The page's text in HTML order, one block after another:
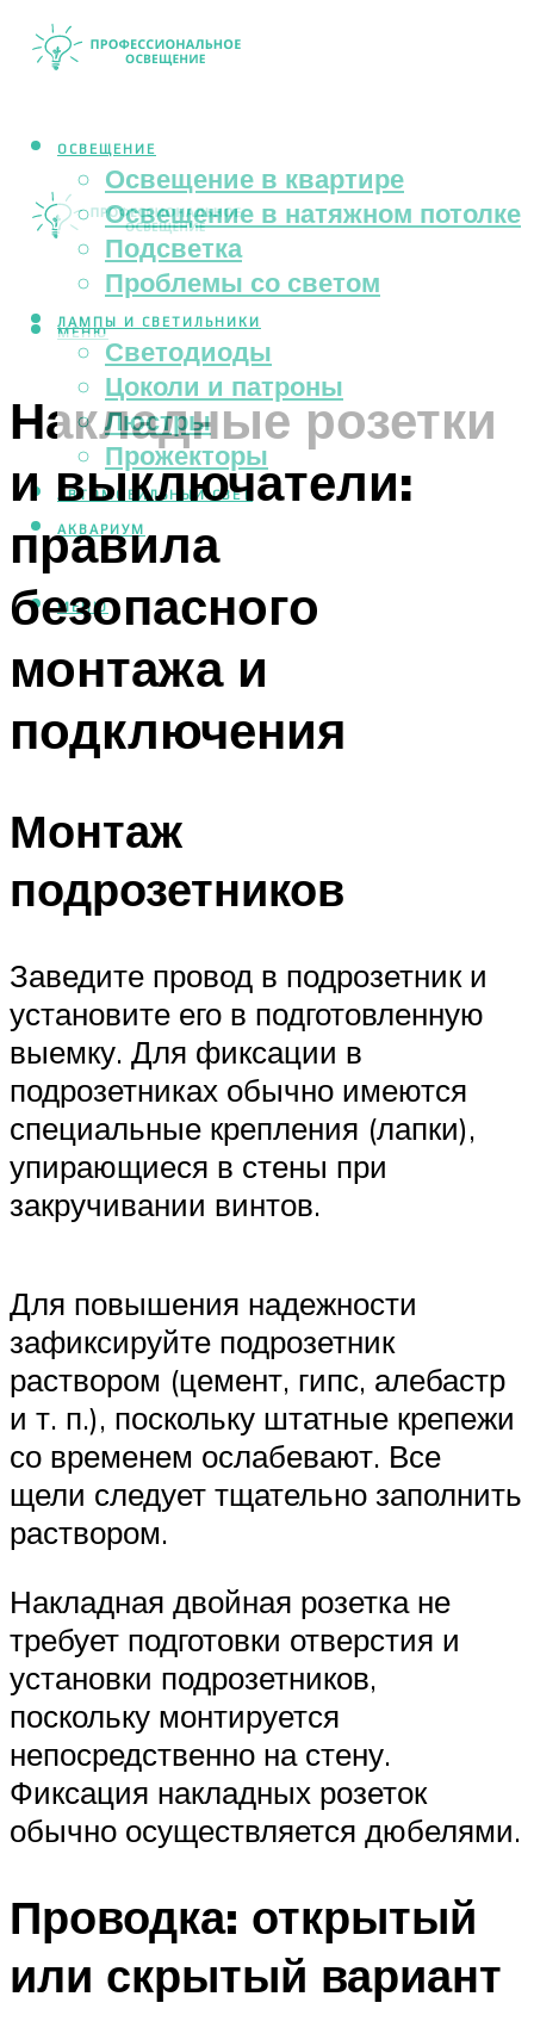
ОСВЕЩЕНИЕ
Освещение в квартире
Освещение в натяжном потолке
Подсветка
Проблемы со светом
ЛАМПЫ И СВЕТИЛЬНИКИ
Светодиоды
Цоколи и патроны
Люстры
Прожекторы
АВТОМОБИЛЬНЫЙ СВЕТ
АКВАРИУМ
МЕНЮ
МЕНЮ
Накладные розетки
и выключатели:
правила
безопасного
монтажа и
подключения
Монтаж
подрозетников
Заведите провод в подрозетник и
установите его в подготовленную
выемку. Для фиксации в
подрозетниках обычно имеются
специальные крепления (лапки),
упирающиеся в стены при
закручивании винтов.
Для повышения надежности
зафиксируйте подрозетник
раствором (цемент, гипс, алебастр
и т. п.), поскольку штатные крепежи
со временем ослабевают. Все
щели следует тщательно заполнить
раствором.
Накладная двойная розетка не
требует подготовки отверстия и
установки подрозетников,
поскольку монтируется
непосредственно на стену.
Фиксация накладных розеток
обычно осуществляется дюбелями.
Проводка: открытый
или скрытый вариант